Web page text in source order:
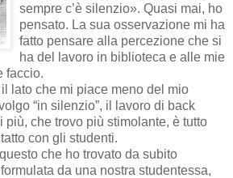
sempre c’è silenzio». Quasi mai, ho
pensato. La sua osservazione mi ha
fatto pensare alla percezione che si
ha del lavoro in biblioteca e alle mie
faccio.
lato che mi piace meno del mio
“in silenzio”, il lavoro di back
più, che trovo più stimolante, è tutto
con gli studenti.
che ho trovato da subito
da una nostra studentessa,